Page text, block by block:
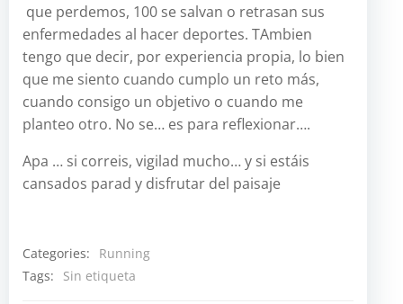
que perdemos, 100 se salvan o retrasan sus
enfermedades al hacer deportes. TAmbien
tengo que decir, por experiencia propia, lo bien
que me siento cuando cumplo un reto más,
cuando consigo un objetivo o cuando me
planteo otro. No se… es para reflexionar….
Apa … si correis, vigilad mucho… y si estáis
cansados parad y disfrutar del paisaje
Categories:
Running
Tags:
Sin etiqueta